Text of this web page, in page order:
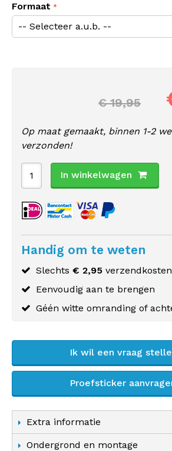
Formaat
€ 19,95
Op maat gemaakt, binnen 1-2
verzonden!
In winkelwagen
Handig om te weten
Slechts € 2,95
Eenvoudig aan te brengen
Géén witte omranding of
Ik wil een vraag
Proefsticker
Extra informatie
Ondergrond en montage